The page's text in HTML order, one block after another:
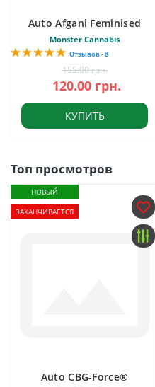
Auto Afgani Feminised
Monster Cannabis
Отзывов - 8
155.00 грн.
120.00 грн.
КУПИТЬ
Топ просмотров
НОВЫЙ
ЗАКАНЧИВАЕТСЯ
Auto CBG-Force®